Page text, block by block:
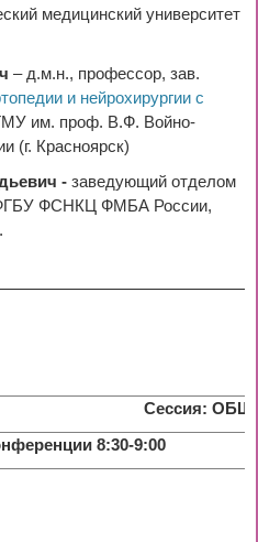
медицинский университет
– д.м.н., профессор, зав.
и нейрохирургии с
им. проф. В.Ф. Войно-
(г. Красноярск)
- заведующий отделом
ФГБУ ФСНКЦ ФМБА России,
Сессия:
8:30-9:00